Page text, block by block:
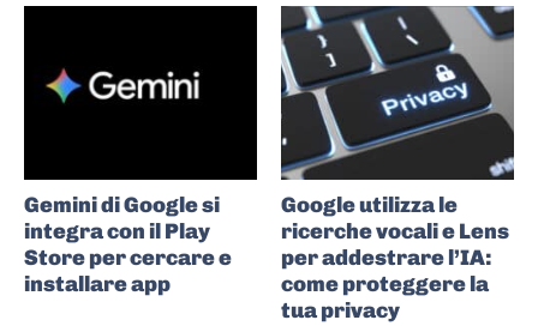
Gemini di Google si
integra con il Play
Store per cercare e
installare app
Google utilizza le
ricerche vocali e Lens
per addestrare l’IA:
come proteggere la
tua privacy